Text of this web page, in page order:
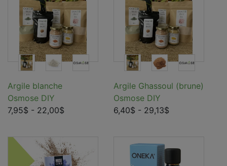
Argile blanche
Osmose DIY
7,95$ - 22,00$
Argile Ghassoul (brune)
Osmose DIY
6,40$ - 29,13$